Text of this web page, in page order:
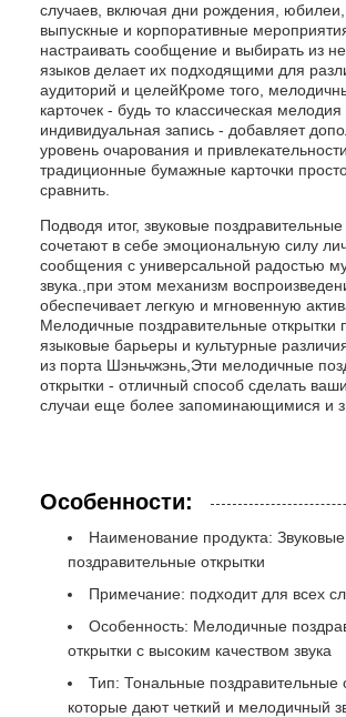
случаев, включая дни рождения, юбилеи,
выпускные и корпоративные
настраивать сообщение и выбирать из
языков делает их подходящими для
аудиторий и целейКроме того,
карточек - будь то классическая мелодия
индивидуальная запись - добавляет
уровень очарования и
традиционные бумажные карточки
сравнить.
Подводя итог, звуковые поздравительные
сочетают в себе эмоциональную силу
сообщения с универсальной радостью
звука.,при этом механизм
обеспечивает легкую и мгновенную
Мелодичные поздравительные открытки
языковые барьеры и культурные
из порта Шэньчжэнь,Эти мелодичные
открытки - отличный способ сделать
случаи еще более запоминающимися и
Особенности:
Наименование продукта: Звуковые
поздравительные открытки
Примечание: подходит для всех
Особенность: Мелодичные
открытки с высоким качеством звука
Тип: Тональные поздравительные
которые дают четкий и мелодичный